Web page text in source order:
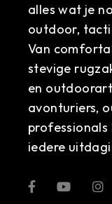
alles wat je
outdoor,
Van
stevige
en
avonturiers,
iedere